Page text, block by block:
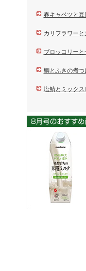
春キャベツと
カリフラワー
ブロッコリー
鯛とふきの煮つ
塩鯖とミック